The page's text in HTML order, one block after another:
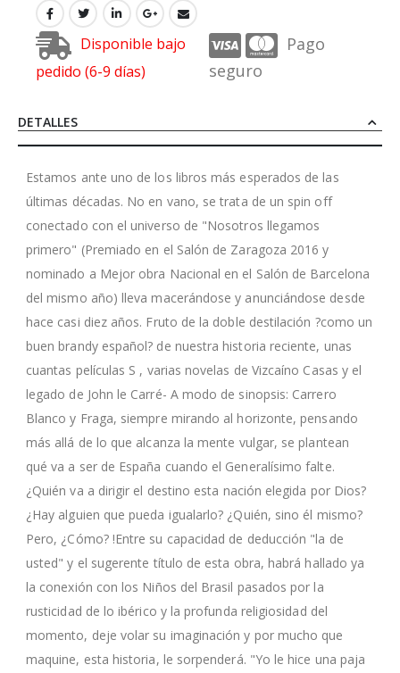
Disponible bajo
pedido (6-9 días)
Pago
seguro
DETALLES
Estamos ante uno de los libros más esperados de las
últimas décadas. No en vano, se trata de un spin off
conectado con el universo de "Nosotros llegamos
primero" (Premiado en el Salón de Zaragoza 2016 y
nominado a Mejor obra Nacional en el Salón de Barcelona
del mismo año) lleva macerándose y anunciándose desde
hace casi diez años. Fruto de la doble destilación ?como un
buen brandy español? de nuestra historia reciente, unas
cuantas películas S , varias novelas de Vizcaíno Casas y el
legado de John le Carré- A modo de sinopsis: Carrero
Blanco y Fraga, siempre mirando al horizonte, pensando
más allá de lo que alcanza la mente vulgar, se plantean
qué va a ser de España cuando el Generalísimo falte.
¿Quién va a dirigir el destino esta nación elegida por Dios?
¿Hay alguien que pueda igualarlo? ¿Quién, sino él mismo?
Pero, ¿Cómo? !Entre su capacidad de deducción "la de
usted" y el sugerente título de esta obra, habrá hallado ya
la conexión con los Niños del Brasil pasados por la
rusticidad de lo ibérico y la profunda religiosidad del
momento, deje volar su imaginación y por mucho que
maquine, esta historia, le sorpenderá. "Yo le hice una paja